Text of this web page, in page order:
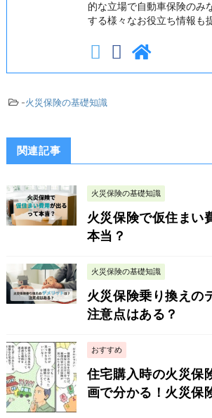
的な立場で自動車保険のみ
する様々なお役立ち情報も
-火災保険の基礎知識
関連記事
火災保険の基礎知識
火災保険で仮住まい
本当？
火災保険の基礎知識
火災保険乗り換えの
注意点はある？
おすすめ
住宅購入時の火災保
画で分かる！火災保